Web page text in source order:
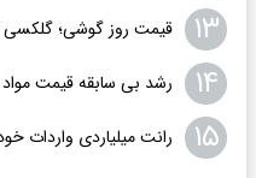
۱۳ قیمت روز گوشی؛ گلکسی A۵۷ چند؟
۱۴ رشد بی سابقه قیمت
۱۵ رانت میلیاردی واردات